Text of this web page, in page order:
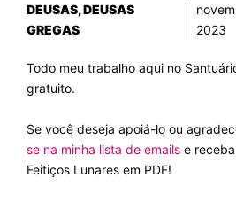
DEUSAS,DEUSAS
GREGAS
2023
Todo meu trabalho aqui no
gratuito.
Se você deseja apoiá-lo ou
se na minha lista de emails e
Feitiços Lunares em PDF!